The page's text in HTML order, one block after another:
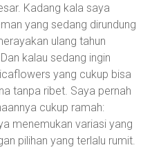
Kadang kala saya
yang sedang dirundung
ulang tahun
kalau sedang ingin
yang cukup bisa
tanpa ribet. Saya pernah
cukup ramah:
menemukan variasi yang
pilihan yang terlalu rumit.